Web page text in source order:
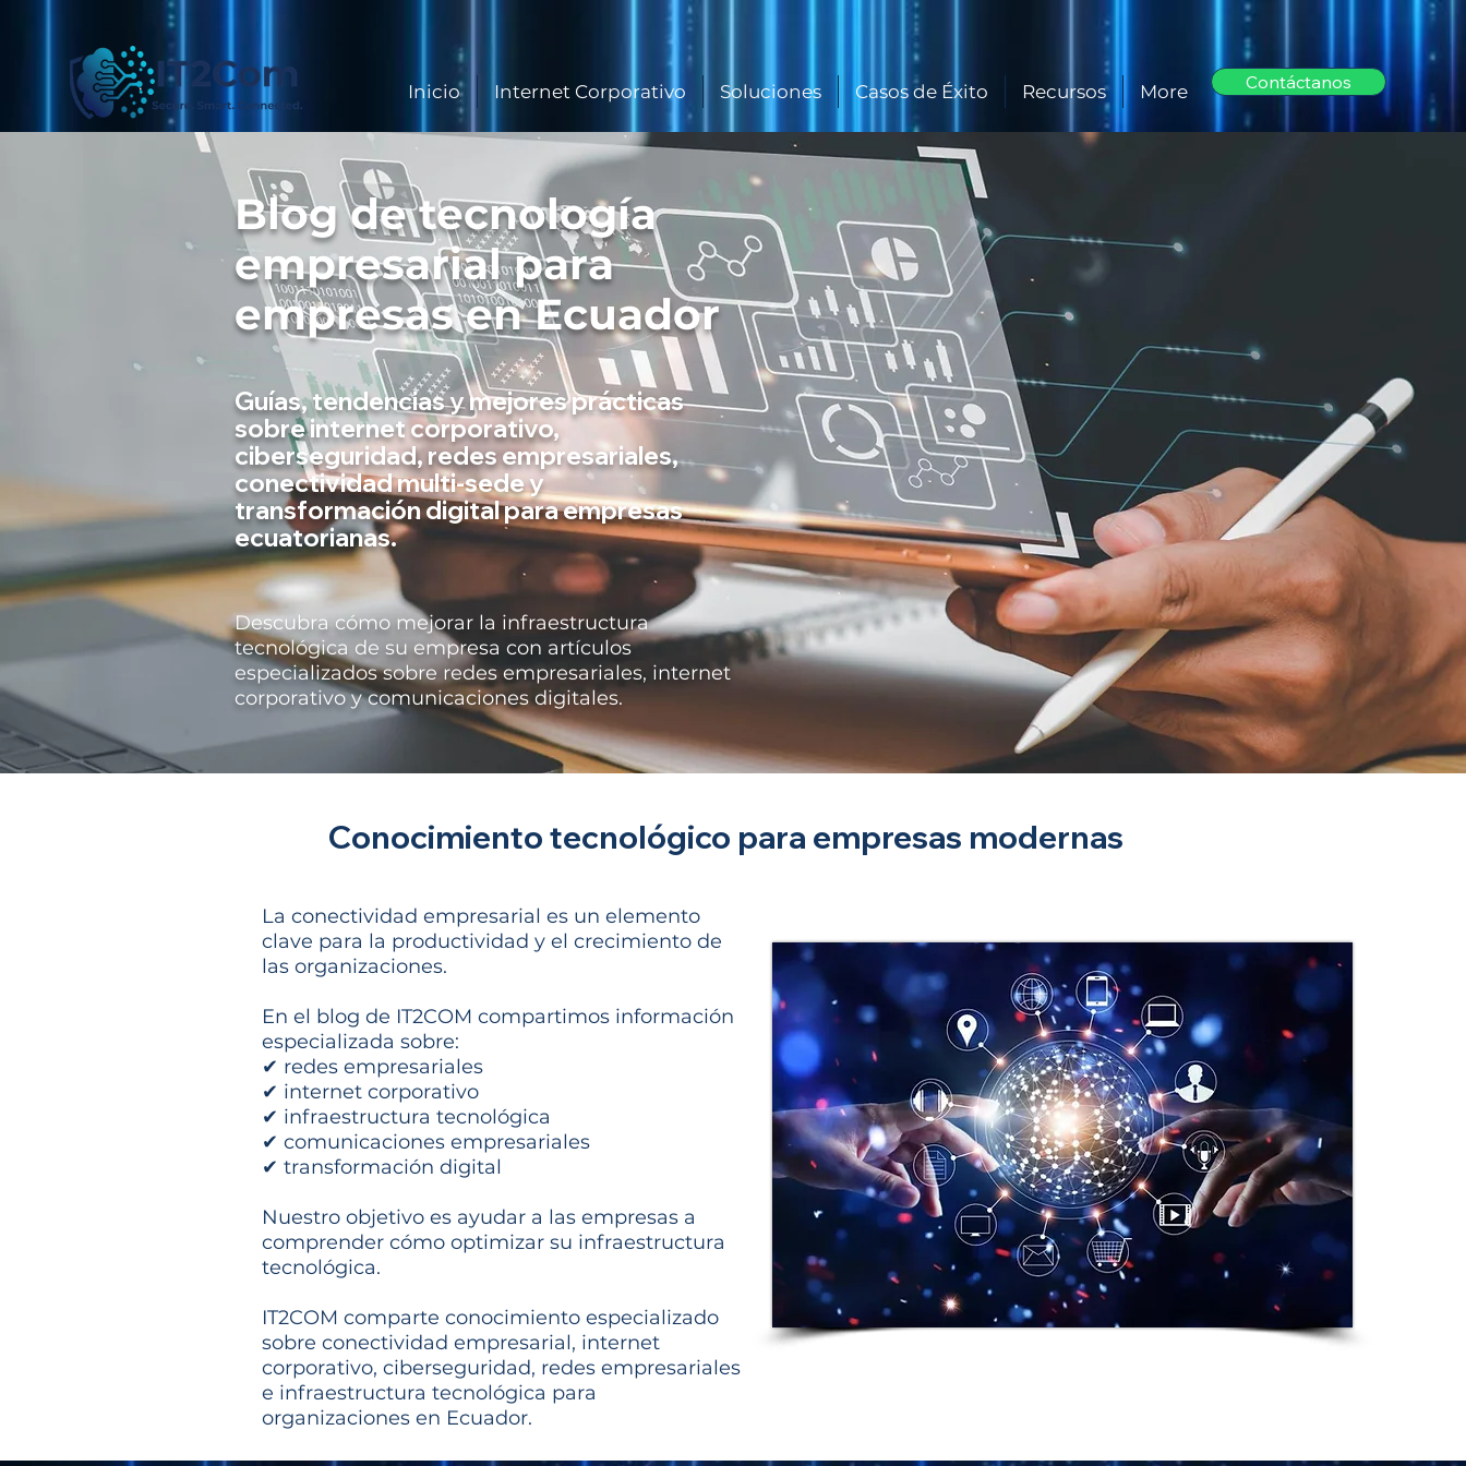
Inicio Internet Corporativo Soluciones Casos de Éxito Recursos More Contáctanos
Blog de tecnología
empresarial para
empresas en Ecuador
Guías, tendencias y mejores prácticas
sobre internet corporativo,
ciberseguridad, redes empresariales,
conectividad multi-sede y
transformación digital para empresas
ecuatorianas.
Descubra cómo mejorar la infraestructura
tecnológica de su empresa con artículos
especializados sobre redes empresariales, internet
corporativo y comunicaciones digitales.
Conocimiento tecnológico para empresas modernas
La conectividad empresarial es un elemento
clave para la productividad y el crecimiento de
las organizaciones.
En el blog de IT2COM compartimos información
especializada sobre:
✔ redes empresariales
✔ internet corporativo
✔ infraestructura tecnológica
✔ comunicaciones empresariales
✔ transformación digital
Nuestro objetivo es ayudar a las empresas a
comprender cómo optimizar su infraestructura
tecnológica.
IT2COM comparte conocimiento especializado
sobre conectividad empresarial, internet
corporativo, ciberseguridad, redes empresariales
e infraestructura tecnológica para
organizaciones en Ecuador.